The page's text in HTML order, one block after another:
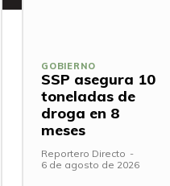
GOBIERNO
SSP asegura 10
toneladas de
droga en 8
meses
Reportero Directo -
6 de agosto de 2026